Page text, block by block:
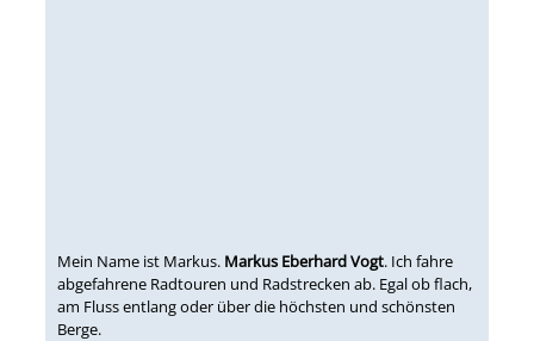
Mein Name ist Markus. Markus Eberhard Vogt. Ich fahre
abgefahrene Radtouren und Radstrecken ab. Egal ob flach,
am Fluss entlang oder über die höchsten und schönsten
Berge.